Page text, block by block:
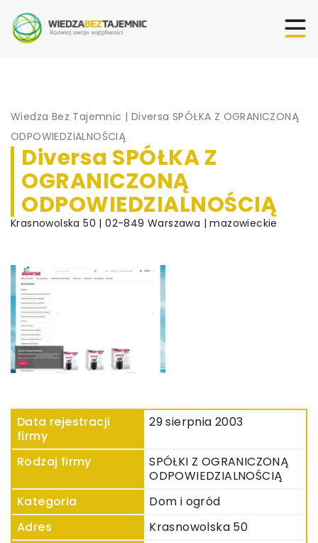
Wiedza Bez Tajemnic | Diversa SPÓŁKA Z OGRANICZONĄ
ODPOWIEDZIALNOŚCIĄ
Diversa SPÓŁKA Z
OGRANICZONĄ
ODPOWIEDZIALNOŚCIĄ
Krasnowolska 50 | 02-849 Warszawa | mazowieckie
Data rejestracji
firmy
29 sierpnia 2003
Rodzaj firmy
SPÓŁKI Z OGRANICZONĄ
ODPOWIEDZIALNOŚCIĄ
Kategoria
Dom i ogród
Adres
Krasnowolska 50